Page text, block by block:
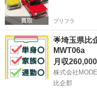
プリフラ
🌟埼玉県比
MWT06a
月収
株式会社MODE
比企郡